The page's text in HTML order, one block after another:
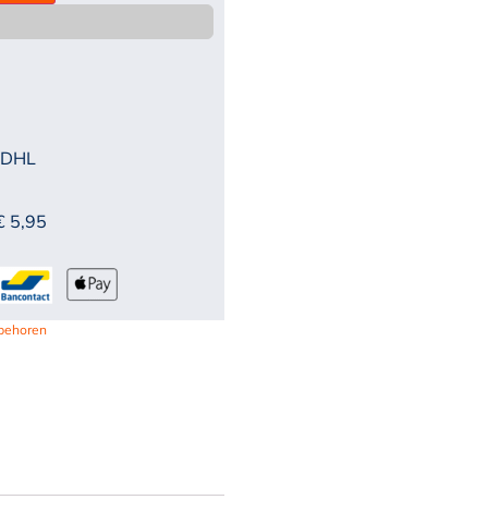
5,95